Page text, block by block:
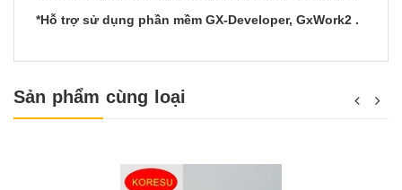
*Hỗ trợ sử dụng phần mềm GX-Developer, GxWork2 .
Sản phẩm cùng loại